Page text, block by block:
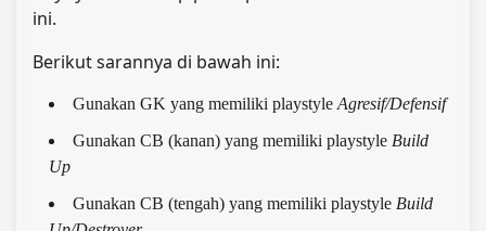
ini.
Berikut sarannya di bawah ini:
Gunakan GK yang memiliki playstyle Agresif/Defensif
Gunakan CB (kanan) yang memiliki playstyle Build
Up
Gunakan CB (tengah) yang memiliki playstyle Build